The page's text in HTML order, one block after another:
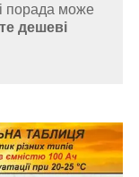
порада може
дешеві